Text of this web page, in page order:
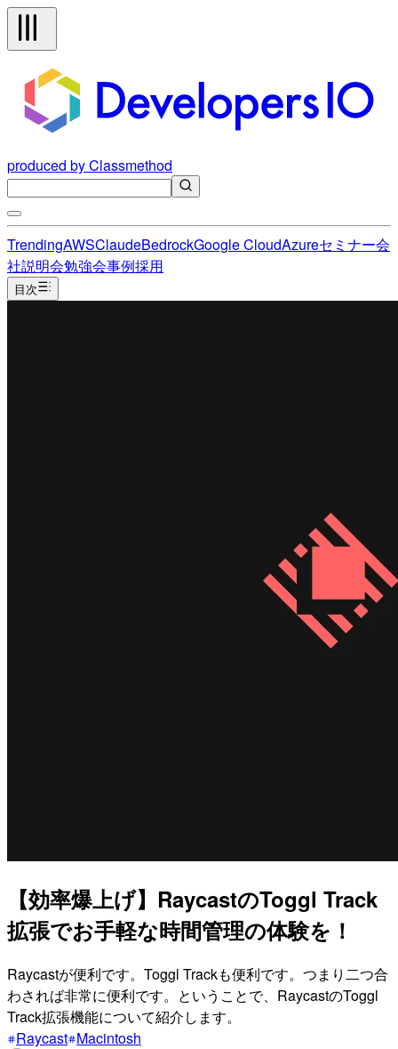
produced by Classmethod
TrendingAWSClaudeBedrockGoogle CloudAzureセミナー会
社説明会勉強会事例採用
目次
【効率爆上げ】RaycastのToggl Track
拡張でお手軽な時間管理の体験を！
Raycastが便利です。Toggl Trackも便利です。つまり二つ合
わされば非常に便利です。ということで、RaycastのToggl
Track拡張機能について紹介します。
Raycast Macintosh